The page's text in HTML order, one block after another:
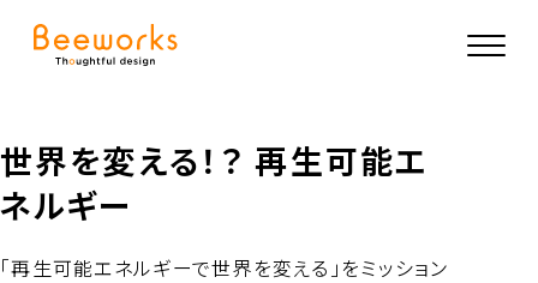
世界を変える！？ 再生可能エ
ネルギー
「再生可能エネルギーで世界を変える」をミッション